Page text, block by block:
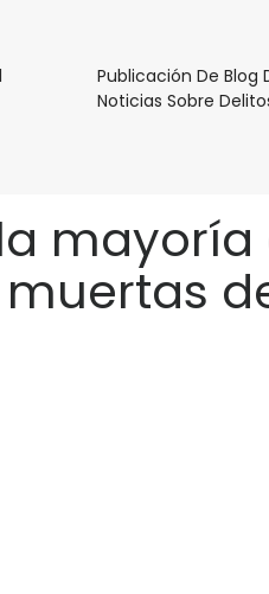
Principal
Publicación De Blog
Noticias Sobre